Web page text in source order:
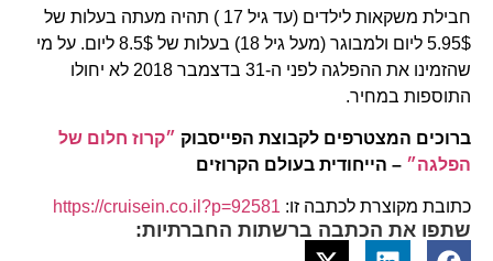
חבילת משקאות לילדים (עד גיל 17 ) תהיה מעתה בעלות של
5.95$ ליום ולמבוגר (מעל גיל 18) בעלות של 8.5$ ליום. על מי
שהזמינו את ההפלגה לפני ה-31 בדצמבר 2018 לא יחולו
התוספות במחיר.
ברוכים המצטרפים לקבוצת הפייסבוק״קרוז חלום של
הפלגה״– הייחודית בעולם הקרוזים
כתובת מקוצרת לכתבה זו: https://cruisein.co.il?p=92581
שתפו את הכתבה ברשתות החברתיות: